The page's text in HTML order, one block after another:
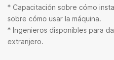
* Capacitación sobre cómo
sobre cómo usar la máquina.
* Ingenieros disponibles para
extranjero.